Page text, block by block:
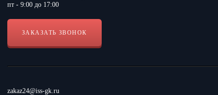
пт - 9:00 до 17:00
ЗАКАЗАТЬ ЗВОНОК
zakaz24@iss-gk.ru